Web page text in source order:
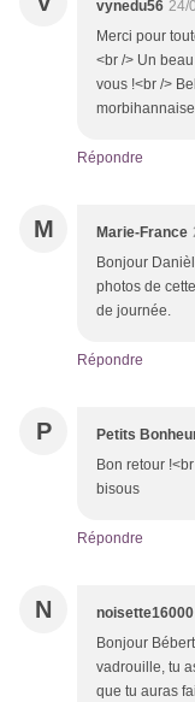
vynedu56 24/
Merci pour
<br /> Un
vous !<br />
Répondre
M Marie-France
Bonjour
photos de
de journée.
Répondre
P Petits
Bon retour
bisous
Répondre
N noisette16000
Bonjour
vadrouille, tu
que tu auras